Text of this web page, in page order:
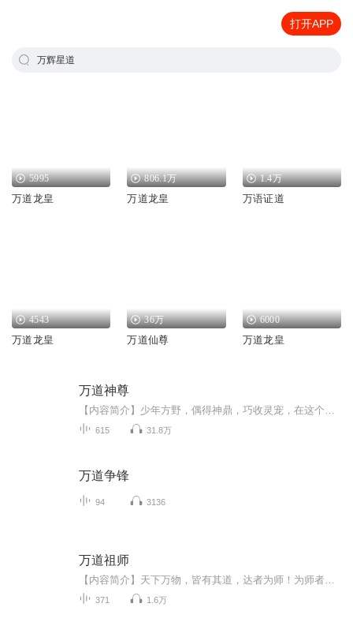
打开APP
万辉星道
5995
万道龙皇
806.1万
万道龙皇
1.4万
万语证道
4543
万道龙皇
36万
万道仙尊
6000
万道龙皇
万道神尊
615 31.8万
万道争锋
94 3136
万道祖师
371 1.6万